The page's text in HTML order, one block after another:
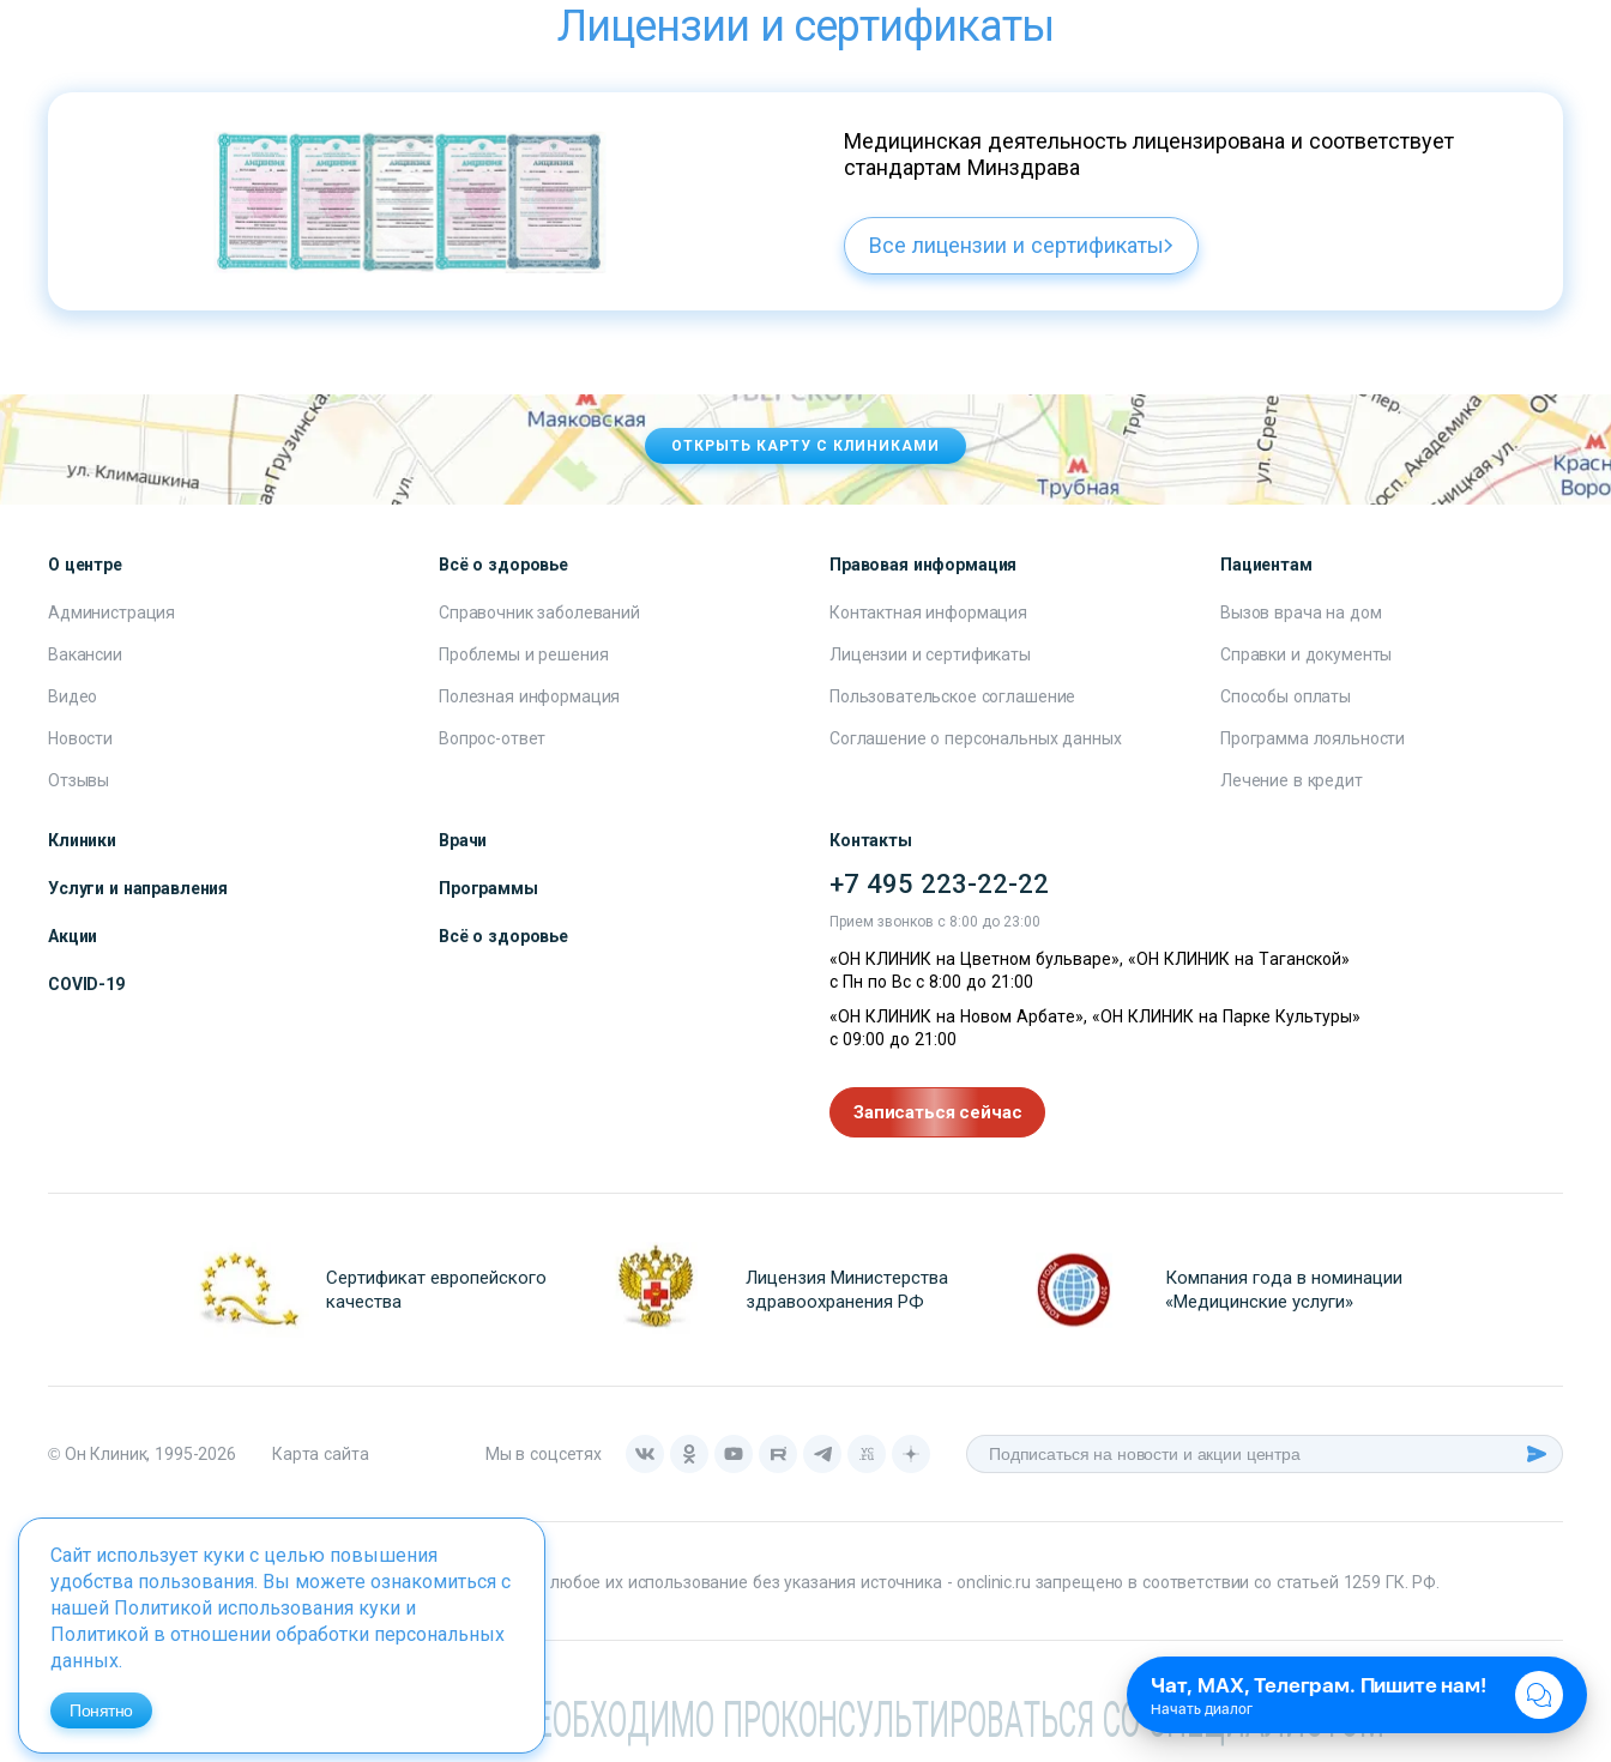
Лицензии и сертификаты
Медицинская деятельность лицензирована и соответствует
стандартам Минздрава
Все лицензии и сертификаты
ОТКРЫТЬ КАРТУ С КЛИНИКАМИ
О центре
Администрация
Вакансии
Видео
Новости
Отзывы
Всё о здоровье
Справочник заболеваний
Проблемы и решения
Полезная информация
Вопрос-ответ
Правовая информация
Контактная информация
Лицензии и сертификаты
Пользовательское соглашение
Соглашение о персональных данных
Пациентам
Вызов врача на дом
Справки и документы
Способы оплаты
Программа лояльности
Лечение в кредит
Клиники Врачи
Услуги и направления Программы
Акции Всё о здоровье
COVID-19
Контакты
+7 495 223-22-22
Прием звонков с 8:00 до 23:00
«ОН КЛИНИК на Цветном бульваре», «ОН КЛИНИК на Таганской»
с Пн по Вс с 8:00 до 21:00
«ОН КЛИНИК на Новом Арбате», «ОН КЛИНИК на Парке Культуры»
с 09:00 до 21:00
Записаться сейчас
Сертификат европейского
качества
Лицензия Министерства
здравоохранения РФ
Компания года в номинации
«Медицинские услуги»
© Он Клиник, 1995-2026 Карта сайта Мы в соцсетях
Материалы сайта являются собственностью ООО "Он Клиник", любое их использование без указания источника - onclinic.ru запрещено в соответствии со статьей 1259 ГК. РФ.
ИМЕЮТСЯ ПРОТИВОПОКАЗАНИЯ. НЕОБХОДИМО ПРОКОНСУЛЬТИРОВАТЬСЯ СО СПЕЦИАЛИСТОМ
Сайт использует куки с целью повышения
удобства пользования. Вы можете ознакомиться с
нашей Политикой использования куки и
Политикой в отношении обработки персональных
данных.
Понятно